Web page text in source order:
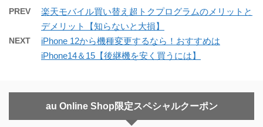
PREV
楽天モバイル買い替え超トクプログラムのメリットと
デメリット【知らないと大損】
NEXT
iPhone 12から機種変更するなら！おすすめは
iPhone14＆15【後継機を安く買うには】
au Online Shop限定スペシャルクーポン